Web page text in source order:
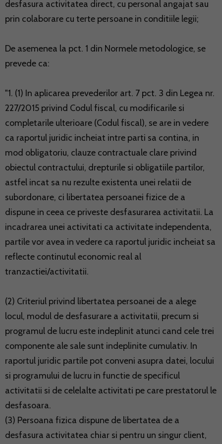
desfasura activitatea direct, cu personal angajat sau
prin colaborare cu terte persoane in conditiile legii;
De asemenea la pct. 1 din Normele metodologice, se
prevede ca:
"1. (1) In aplicarea prevederilor art. 7 pct. 3 din Legea nr.
227/2015 privind Codul fiscal, cu modificarile si
completarile ulterioare (Codul fiscal), se are in vedere
ca raportul juridic incheiat intre parti sa contina, in
mod obligatoriu, clauze contractuale clare privind
obiectul contractului, drepturile si obligatiile partilor,
astfel incat sa nu rezulte existenta unei relatii de
subordonare, ci libertatea persoanei fizice de a
dispune in ceea ce priveste desfasurarea activitatii. La
incadrarea unei activitati ca activitate independenta,
partile vor avea in vedere ca raportul juridic incheiat sa
reflecte continutul economic real al
tranzactiei/activitatii.
(2) Criteriul privind libertatea persoanei de a alege
locul, modul de desfasurare a activitatii, precum si
programul de lucru este indeplinit atunci cand cele trei
componente ale sale sunt indeplinite cumulativ. In
raportul juridic partile pot conveni asupra datei, locului
si programului de lucru in functie de specificul
activitatii si de celelalte activitati pe care prestatorul le
desfasoara.
(3) Persoana fizica dispune de libertatea de a
desfasura activitatea chiar si pentru un singur client,